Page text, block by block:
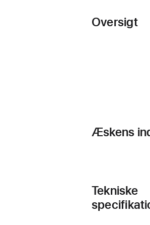
Oversigt
Æskens
Tekniske